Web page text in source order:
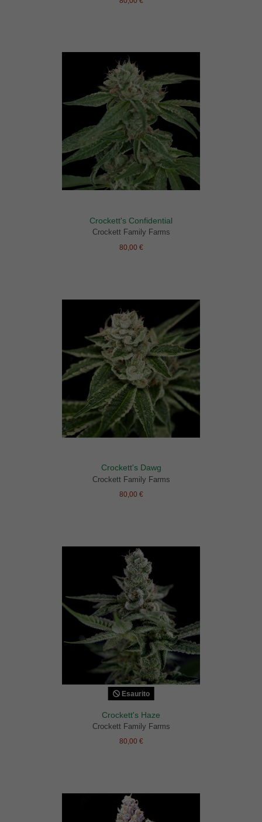
Crockett's Confidential
Crockett Family Farms
80,00 €
Crockett's Dawg
Crockett Family Farms
80,00 €
Esaurito
Crockett's Haze
Crockett Family Farms
80,00 €